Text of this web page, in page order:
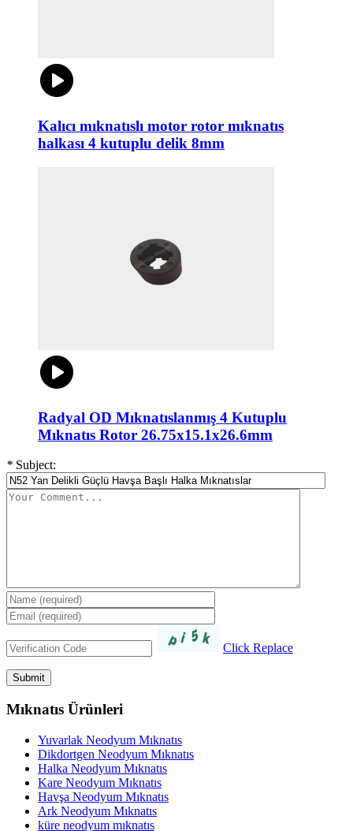
Kalıcı mıknatıslı motor rotor mıknatıs
halkası 4 kutuplu delik 8mm
Radyal OD Mıknatıslanmış 4 Kutuplu
Mıknatıs Rotor 26.75x15.1x26.6mm
* Subject:
Click Replace
Mıknatıs Ürünleri
Yuvarlak Neodyum Mıknatıs
Dikdortgen Neodyum Mıknatıs
Halka Neodyum Mıknatıs
Kare Neodyum Mıknatıs
Havşa Neodyum Mıknatıs
Ark Neodyum Mıknatıs
küre neodyum mıknatıs